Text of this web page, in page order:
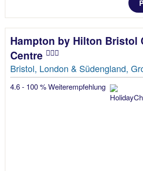
Hampton by Hilton Bristol
Centre
Bristol, London & Südengland,
4.6 - 100 % Weiterempfehlung